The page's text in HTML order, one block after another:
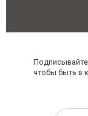
чтобы быть в